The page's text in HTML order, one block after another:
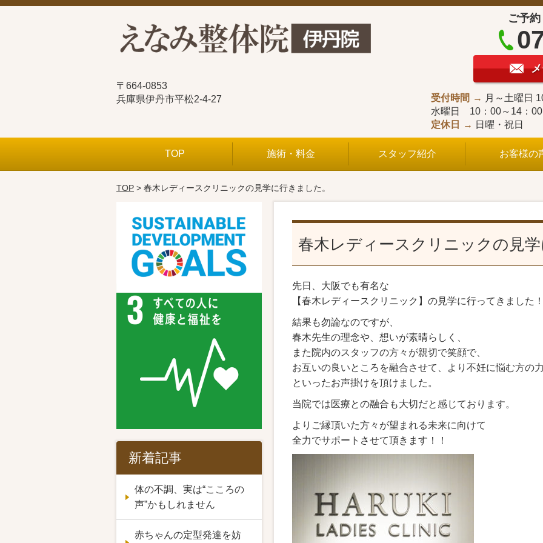
〒664-0853
兵庫県伊丹市平松2-4-27
ご予
受付時間
月～土曜日
水曜日 10：00～14：00
定休日
日曜・祝日
TOP 施術・料金 スタッフ紹介 お客様の
TOP > 春木レディースクリニックの見学に行きました。
春木レディースクリニックの見学
先日、大阪でも有名な
【春木レディースクリニック】の見学に行ってきました！
結果も勿論なのですが、
春木先生の理念や、想いが素晴らしく、
また院内のスタッフの方々が親切で笑顔で、
お互いの良いところを融合させて、より不妊に悩む方の
といったお声掛けを頂けました。
当院では医療との融合も大切だと感じております。
よりご縁頂いた方々が望まれる未来に向けて
全力でサポートさせて頂きます！！
新着記事
体の不調、実は“こころの
声”かもしれません
赤ちゃんの定型発達を妨